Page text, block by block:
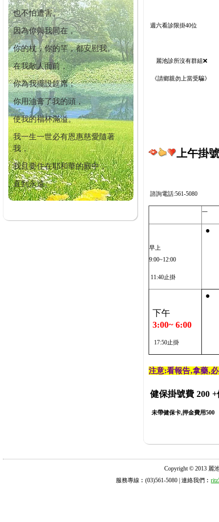
也不怕遭害。
因為你與我同在，
你的杖，你的竿，都安慰我。
在我敵人面前，
你為我擺設筵席；
你用油膏了我的頭，
使我的福杯滿溢。
我一生一世必有恩惠慈愛隨著
我，
我且要住在耶和華的殿中，
直到永遠。
週六看診限掛40位
麗池診所沒有群組❌
《請鄉親勿上當受騙》
上午掛
諮詢電話:561-5080
一
早上
9:00~12:00
11:40止掛
●
下午
3:00~ 6:00
17:50止掛
●
注意:看報告‚拿藥‚
健保掛號費 200 +
未帶健保卡,押金費用500
Copyright © 2013 麗
服務專線︰(03)561-5080 | 連絡我們︰